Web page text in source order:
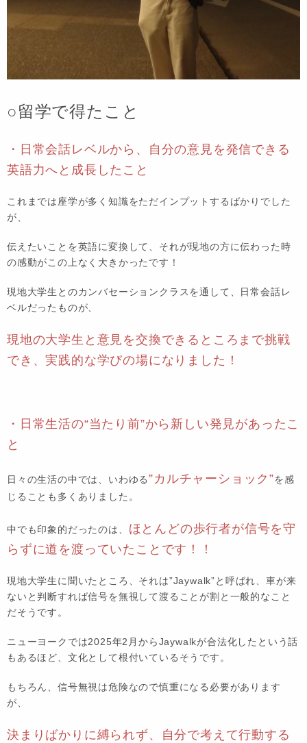
○留学で得たこと
・日常会話レベルから、自分の意見を発信できる
英語力へと成長したこと
これまでは座学が多く知識をただインプットするばかりでした
が、
伝えたいことを英語に変換して、それが現地の方に伝わった時
の感動がこの上なく大きかったです！
現地大学生とのカンバセーションクラスを通して、日常会話レ
ベルだったものが、
現地の大学生と意見を交換できるところまで挑戦
でき、実践的な学びの場になりました！
・日常生活の“当たり前”から新しい発見があったこ
と
日々の生活の中では、いわゆる”カルチャーショック”を感
じることも多くありました。
中でも印象的だったのは、 ほとんどの歩行者が信号を守
らずに道を渡っていたことです！！
現地大学生に聞いたところ、それは”Jaywalk”と呼ばれ、車が来
ないと判断すれば信号を無視して渡ることが割と一般的なこと
だそうです。
ニューヨークでは2025年2月からJaywalkが合法化したという話
もあるほど、文化として根付いているそうです。
もちろん、信号無視は危険なので慎重になる必要があります
が、
決まりばかりに縛られず、自分で考えて行動する